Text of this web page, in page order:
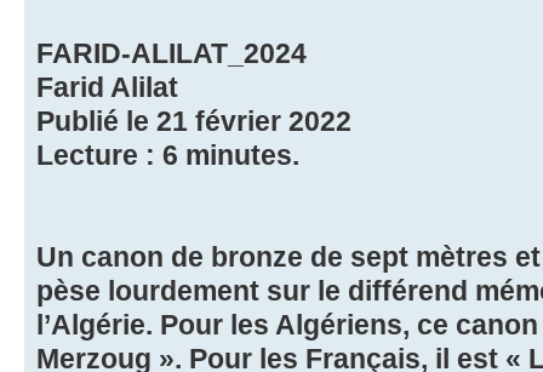
FARID-ALILAT_2024
Farid Alilat
Publié le 21 février 2022
Lecture : 6 minutes.
Un canon de bronze de sept mètres
pèse lourdement sur le différend
l’Algérie. Pour les Algériens, ce
Merzoug ». Pour les Français, il est «